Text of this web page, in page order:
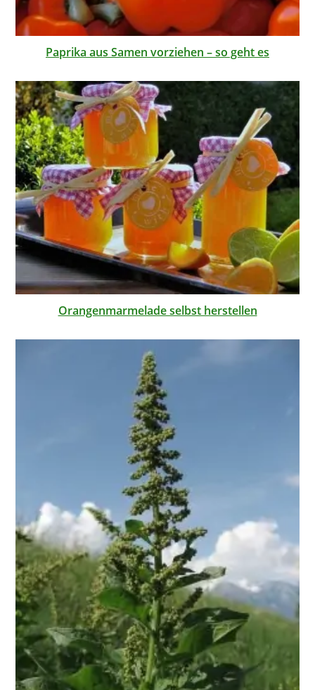
Paprika aus Samen vorziehen – so geht es
Orangenmarmelade selbst herstellen